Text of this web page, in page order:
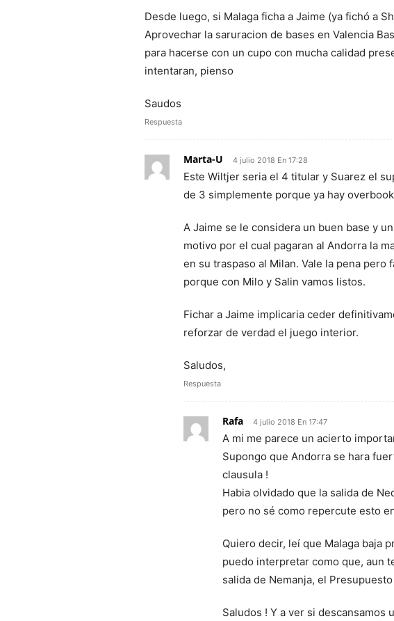
Desde luego, si Malaga ficha a Jaime (ya fichó a
Aprovechar la saruracion de bases en Valencia
para hacerse con un cupo con mucha calidad
intentaran, pienso
Saudos
Respuesta
Marta-U 4 julio 2018 En 17:28
Este Wiltjer seria el 4 titular y Suarez el
de 3 simplemente porque ya hay
A Jaime se le considera un buen base y
motivo por el cual pagaran al Andorra la
en su traspaso al Milan. Vale la pena
porque con Milo y Salin vamos listos.
Fichar a Jaime implicaria ceder
reforzar de verdad el juego interior.
Saludos,
Respuesta
Rafa 4 julio 2018 En 17:47
A mi me parece un acierto
Supongo que Andorra se hara
clausula !
Habia olvidado que la salida de
pero no sé como repercute esto
Quiero decir, leí que Malaga baja
puedo interpretar como que, aun
salida de Nemanja, el
Saludos ! Y a ver si descansamos